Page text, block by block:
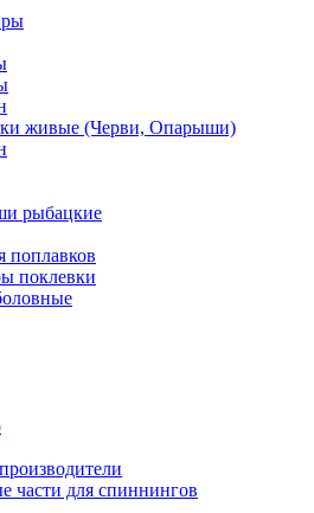
живые (Черви, Опарыши)
рыбацкие
поплавков
поклевки
части для спиннингов